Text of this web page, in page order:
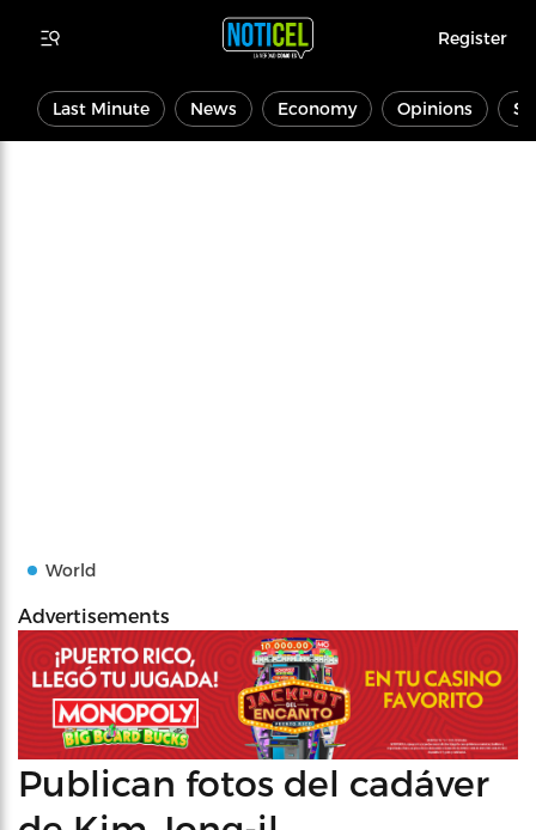
Register
Last Minute News Economy Opinions
World
Advertisements
Publican fotos del cadáver